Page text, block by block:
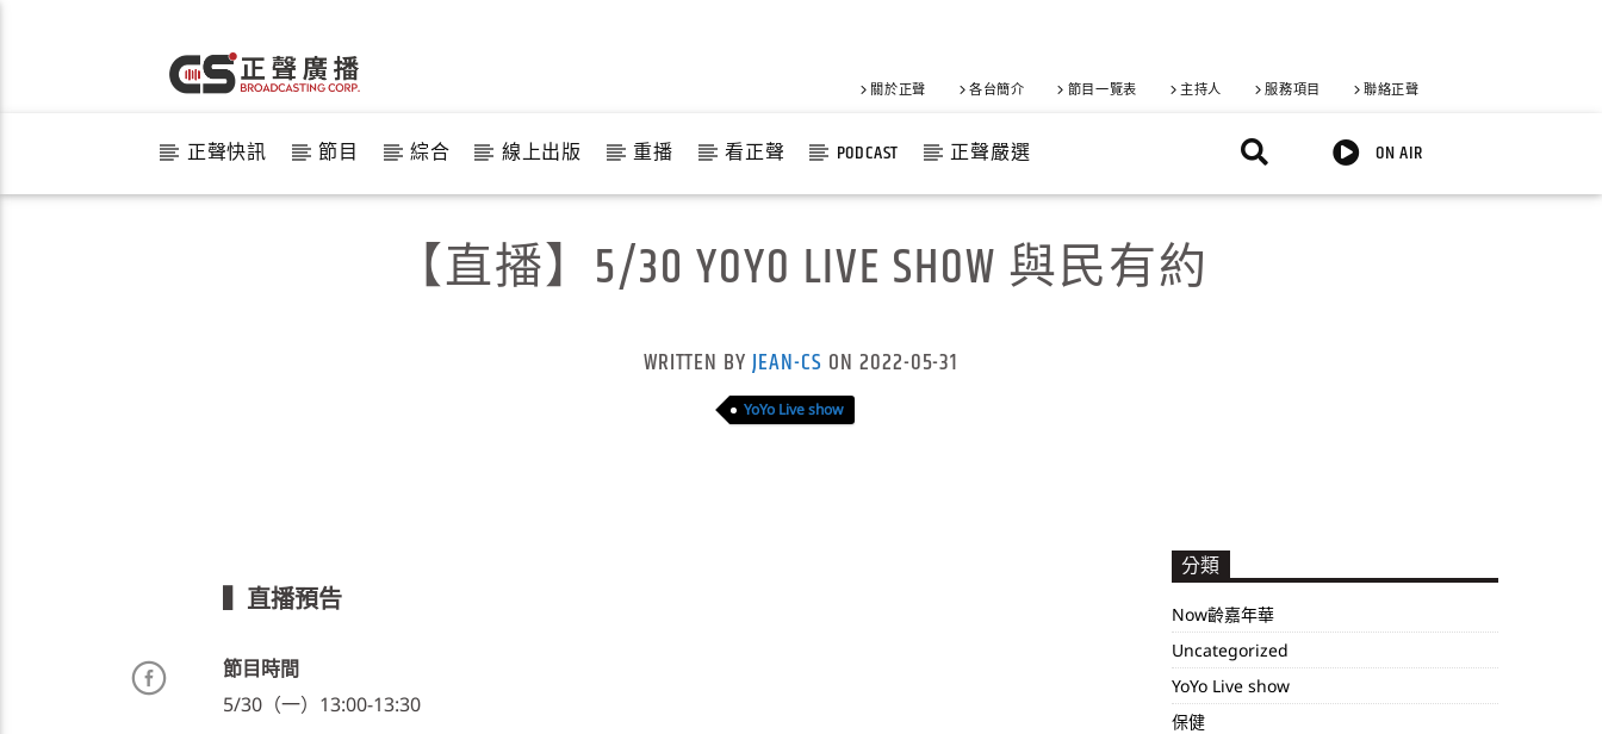
關於正聲 各台簡介 節目一覽表 主持人 服務項目 聯絡正聲
正聲快訊 節目 綜合 線上出版 重播 看正聲 PODCAST 正聲嚴選 ON AIR
【直播】5/30 YOYO LIVE SHOW 與民有約
WRITTEN BYJEAN-CS ON 2022-05-31
YoYo Live show
▍直播預告
節目時間
5/30（一）13:00-13:30
分類
Now齡嘉年華
Uncategorized
YoYo Live show
保健